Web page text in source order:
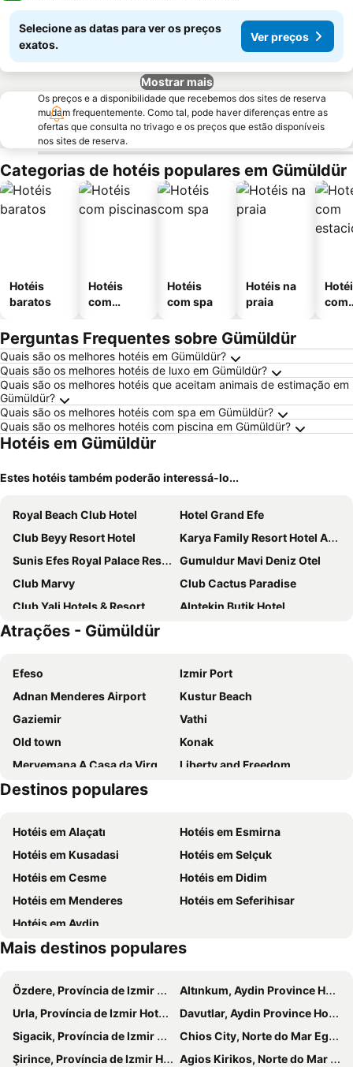
Selecione as datas para ver os preços
exatos.
Ver preços
Mostrar mais
Os preços e a disponibilidade que recebemos dos sites de reserva
mudam frequentemente. Como tal, pode haver diferenças entre as
ofertas que consulta no trivago e os preços que estão disponíveis
nos sites de reserva.
Categorias de hotéis populares em Gümüldür
Hotéis
baratos
Hotéis
com
Hotéis
com spa
Hotéis na
praia
com
Perguntas Frequentes sobre Gümüldür
Quais são os melhores hotéis em Gümüldür?
Quais são os melhores hotéis de luxo em Gümüldür?
Quais são os melhores hotéis que aceitam animais de estimação em
Gümüldür?
Quais são os melhores hotéis com spa em Gümüldür?
Quais são os melhores hotéis com piscina em Gümüldür?
Hotéis em Gümüldür
Estes hotéis também poderão interessá-lo...
Royal Beach Club Hotel
Hotel Grand Efe
Club Beyy Resort Hotel
Karya Family Resort Hotel All Inclusive
Sunis Efes Royal Palace Resort & Spa
Gumuldur Mavi Deniz Otel
Club Marvy
Club Cactus Paradise
Club Yali Hotels & Resort
Alptekin Butik Hotel
Notion Kesre Beach & Spa
Atrações - Gümüldür
Efeso
Izmir Port
Adnan Menderes Airport
Kustur Beach
Gaziemir
Vathi
Old town
Konak
Meryemana A Casa da Virgem Maria
Liberty and Freedom
İzmir Clock Tower
Long Beach Aqualand
Bostanli Pier
Ephesus Museum
Balcova
Basmane Train Station
Karsiyaka
14 Evler Public Beach
Gumuldur Public Beach
Cukuralti Public Beach
Claros
Orta Mahalle Public Beach
Teos marina
Agioi Theodoroi
Efes Arkeoloji Müzesi
Karsiyaka Tren Gari
Bayrakli Pier
Vourliotes
Alsancak Railway Station
Destinos populares
Hotéis em Alaçatı
Hotéis em Esmirna
Hotéis em Kusadasi
Hotéis em Selçuk
Hotéis em Cesme
Hotéis em Didim
Hotéis em Menderes
Hotéis em Seferihisar
Hotéis em Aydin
Mais destinos populares
Özdere, Província de Izmir Hotéis
Altınkum, Aydin Province Hotéis
Urla, Província de Izmir Hotéis
Davutlar, Aydin Province Hotéis
Sigacik, Província de Izmir Hotéis
Chios City, Norte do Mar Egeu Hotéis
Şirince, Província de Izmir Hotéis
Agios Kirikos, Norte do Mar Egeu Hotéis